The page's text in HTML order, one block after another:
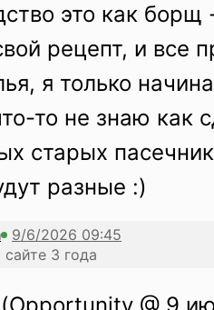
это как
рецепт, и все
я только
то не знаю как
старых
разные :)
3 года